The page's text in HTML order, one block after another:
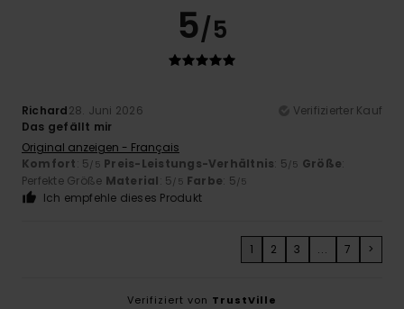
5/5
Richard28. Juni 2026
Verifizierter Kauf
Das gefällt mir
Original anzeigen - Français
Komfort: 5/5 Preis-Leistungs-Verhältnis: 5/5 Größe:
Perfekte Größe Material: 5/5 Farbe: 5/5
Ich empfehle dieses Produkt
1 2 3 ... 7 >
Verifiziert von TrustVille